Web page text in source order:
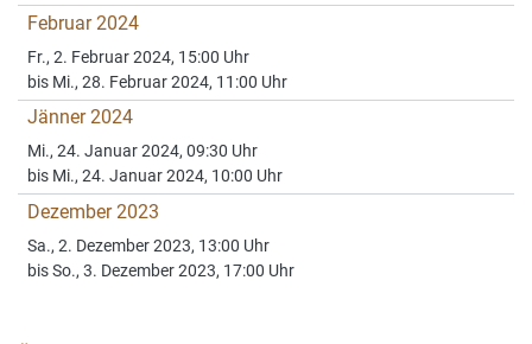
Februar 2024
Fr., 2. Februar 2024, 15:00 Uhr
bis Mi., 28. Februar 2024, 11:00 Uhr
Jänner 2024
Mi., 24. Januar 2024, 09:30 Uhr
bis Mi., 24. Januar 2024, 10:00 Uhr
Dezember 2023
Sa., 2. Dezember 2023, 13:00 Uhr
bis So., 3. Dezember 2023, 17:00 Uhr